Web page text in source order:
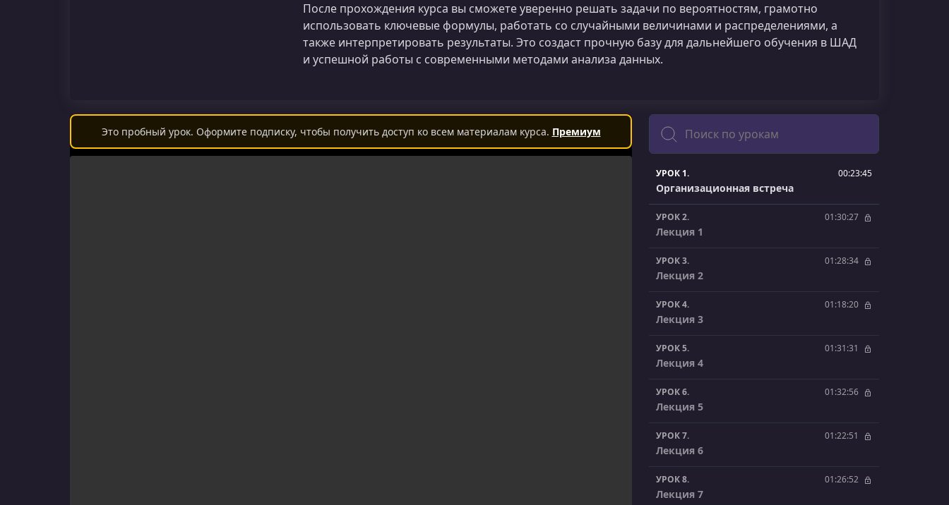
После прохождения курса вы сможете уверенно решать задачи по вероятностям, грамотно
использовать ключевые формулы, работать со случайными величинами и распределениями, а
также интерпретировать результаты. Это создаст прочную базу для дальнейшего обучения в ШАД
и успешной работы с современными методами анализа данных.
Это пробный урок. Оформите подписку, чтобы получить доступ ко всем материалам курса. Премиум
Поиск
УРОК 1. 00:23:45
Организационная встреча
УРОК 2. 01:30:27
Лекция 1
УРОК 3. 01:28:34
Лекция 2
УРОК 4. 01:18:20
Лекция 3
УРОК 5. 01:31:31
Лекция 4
УРОК 6. 01:32:56
Лекция 5
УРОК 7. 01:22:51
Лекция 6
УРОК 8. 01:26:52
Лекция 7